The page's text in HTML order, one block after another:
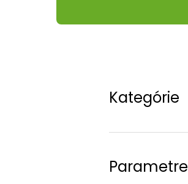
Kategórie
Parametre